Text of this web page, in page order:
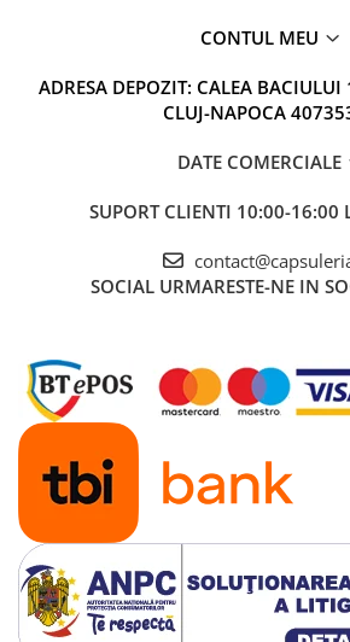
CONTUL MEU
ADRESA DEPOZIT: CALEA
CLUJ-NAPOCA
DATE COMERCIALE
SUPORT CLIENTI 10:00-16:00
SOCIAL URMARESTE-NE IN